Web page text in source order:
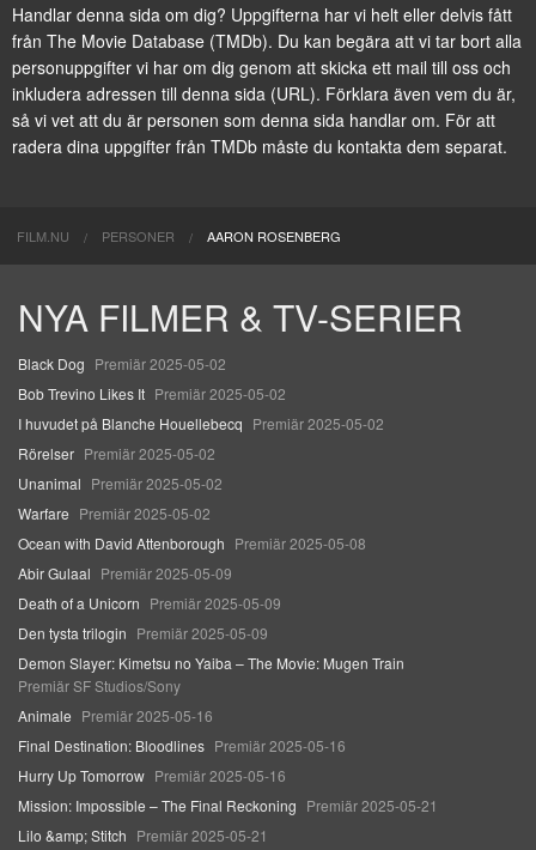
Handlar denna sida om dig? Uppgifterna har vi helt eller delvis fått
från The Movie Database (TMDb). Du kan begära att vi tar bort alla
personuppgifter vi har om dig genom att skicka ett mail till oss och
inkludera adressen till denna sida (URL). Förklara även vem du är,
så vi vet att du är personen som denna sida handlar om. För att
radera dina uppgifter från TMDb måste du kontakta dem separat.
FILM.NU PERSONER AARON ROSENBERG
NYA FILMER & TV-SERIER
Black Dog Premiär 2025-05-02
Bob Trevino Likes It Premiär 2025-05-02
I huvudet på Blanche Houellebecq Premiär 2025-05-02
Rörelser Premiär 2025-05-02
Unanimal Premiär 2025-05-02
Warfare Premiär 2025-05-02
Ocean with David Attenborough Premiär 2025-05-08
Abir Gulaal Premiär 2025-05-09
Death of a Unicorn Premiär 2025-05-09
Den tysta trilogin Premiär 2025-05-09
Demon Slayer: Kimetsu no Yaiba – The Movie: Mugen Train
Premiär SF Studios/Sony
Animale Premiär 2025-05-16
Final Destination: Bloodlines Premiär 2025-05-16
Hurry Up Tomorrow Premiär 2025-05-16
Mission: Impossible – The Final Reckoning Premiär 2025-05-21
Lilo &amp; Stitch Premiär 2025-05-21